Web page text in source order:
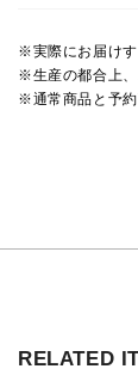
※実際にお届けす
※生産の都合上、
※通常商品と予約
RELATED